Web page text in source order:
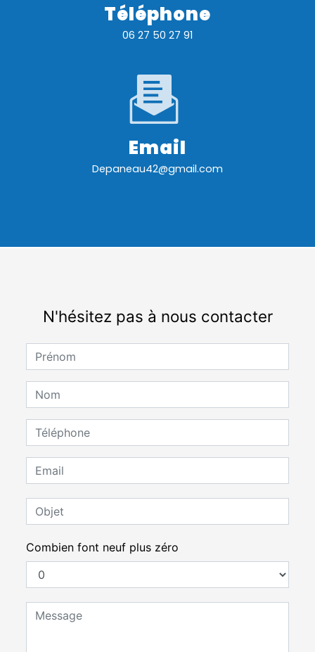
Téléphone
06 27 50 27 91
Email
depaneau42@gmail.com
N'hésitez pas à nous contacter
Combien font neuf plus zéro